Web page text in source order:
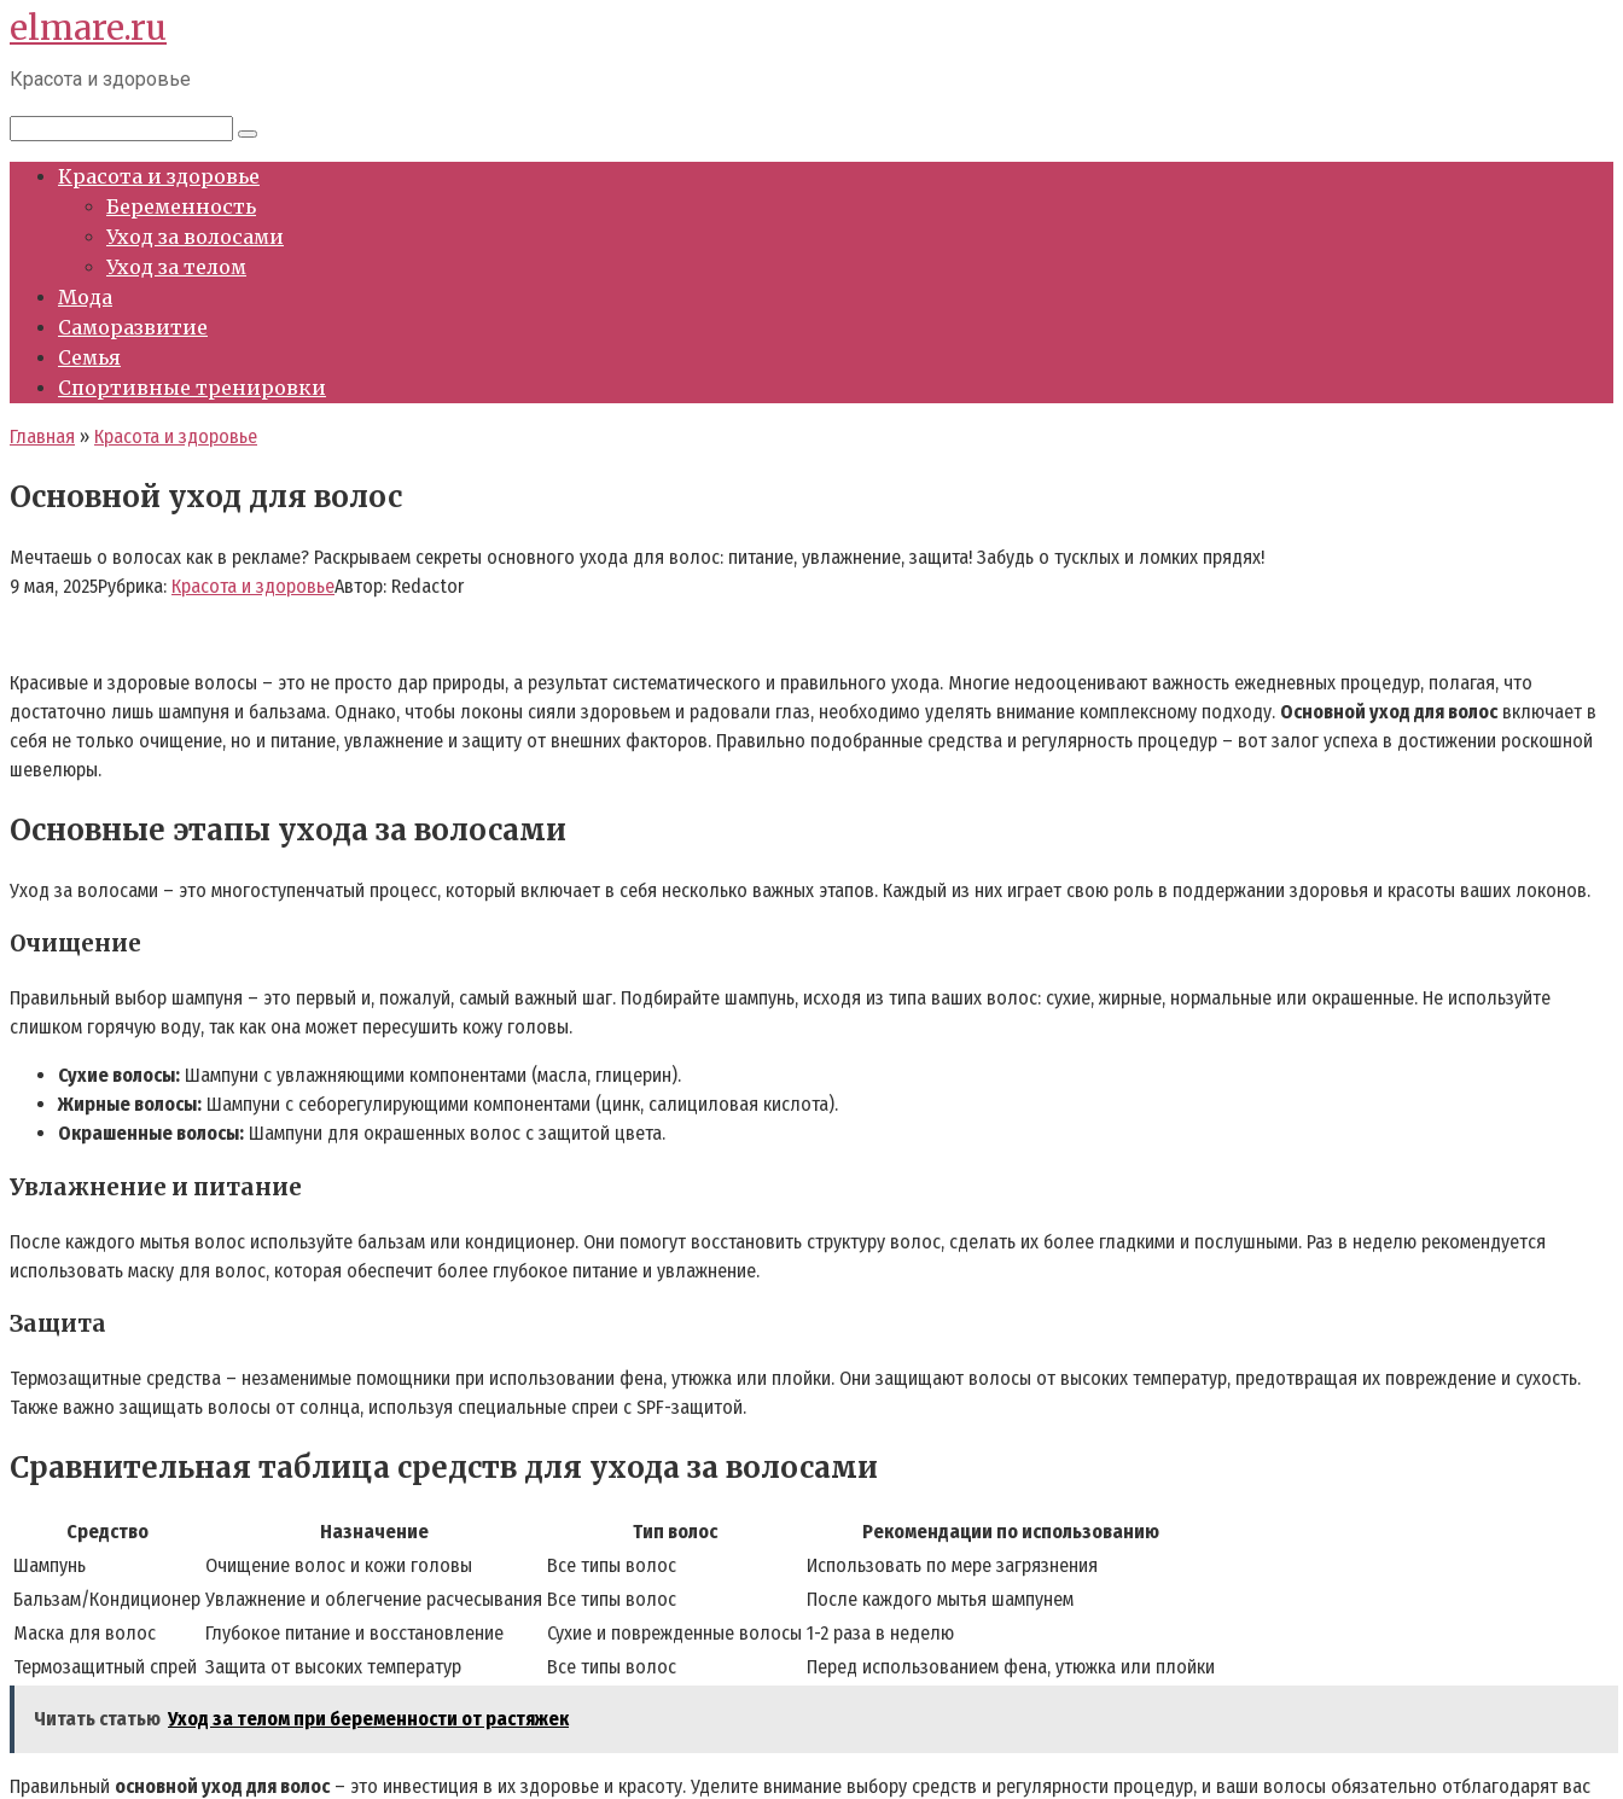
Перейти
к
контенту
elmare.ru
Красота и здоровье
Красота и здоровье
Беременность
Уход за волосами
Уход за телом
Мода
Саморазвитие
Семья
Спортивные тренировки
Главная » Красота и здоровье
Основной уход для волос
Мечтаешь о волосах как в рекламе? Раскрываем секреты основного ухода для волос: питание, увлажнение, защита! Забудь о тусклых и ломких прядях!
9 мая, 2025Рубрика: Красота и здоровьеАвтор: Redactor
Красивые и здоровые волосы – это не просто дар природы, а результат систематического и правильного ухода. Многие недооценивают важность ежедневных процедур, полагая, что
достаточно лишь шампуня и бальзама. Однако, чтобы локоны сияли здоровьем и радовали глаз, необходимо уделять внимание комплексному подходу. Основной уход для волосвключает в
себя не только очищение, но и питание, увлажнение и защиту от внешних факторов. Правильно подобранные средства и регулярность процедур – вот залог успеха в достижении роскошной
шевелюры.
Основные этапы ухода за волосами
Уход за волосами – это многоступенчатый процесс, который включает в себя несколько важных этапов. Каждый из них играет свою роль в поддержании здоровья и красоты ваших локонов.
Очищение
Правильный выбор шампуня – это первый и, пожалуй, самый важный шаг. Подбирайте шампунь, исходя из типа ваших волос: сухие, жирные, нормальные или окрашенные. Не используйте
слишком горячую воду, так как она может пересушить кожу головы.
Сухие волосы: Шампуни с увлажняющими компонентами (масла, глицерин).
Жирные волосы: Шампуни с себорегулирующими компонентами (цинк, салициловая кислота).
Окрашенные волосы: Шампуни для окрашенных волос с защитой цвета.
Увлажнение и питание
После каждого мытья волос используйте бальзам или кондиционер. Они помогут восстановить структуру волос, сделать их более гладкими и послушными. Раз в неделю рекомендуется
использовать маску для волос, которая обеспечит более глубокое питание и увлажнение.
Защита
Термозащитные средства – незаменимые помощники при использовании фена, утюжка или плойки. Они защищают волосы от высоких температур, предотвращая их повреждение и сухость.
Также важно защищать волосы от солнца, используя специальные спреи с SPF-защитой.
Сравнительная таблица средств для ухода за волосами
Средство Назначение Тип волос
Рекомендации по использованию
Шампунь
Очищение волос и кожи головы Все типы волос
Использовать по мере загрязнения
Бальзам/Кондиционер Увлажнение и облегчение расчесывания Все типы волос
После каждого мытья шампунем
Маска для волос
Глубокое питание и восстановление Сухие и поврежденные волосы 1-2 раза в неделю
Термозащитный спрей Защита от высоких температур Все типы волос Перед использованием фена, утюжка или плойки
Читать статью Уход за телом при беременности от растяжек
Правильный основной уход для волос– это инвестиция в их здоровье и красоту. Уделите внимание выбору средств и регулярности процедур, и ваши волосы обязательно отблагодарят вас